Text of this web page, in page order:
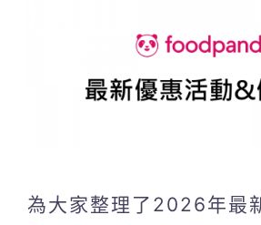
為大家整理了2026年最